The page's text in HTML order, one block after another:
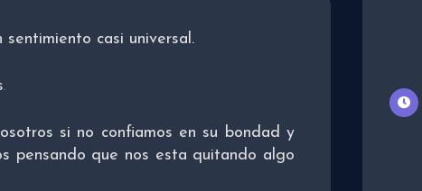
casi universal.
.
si no confiamos en su bondad y
pensando que nos esta quitando algo